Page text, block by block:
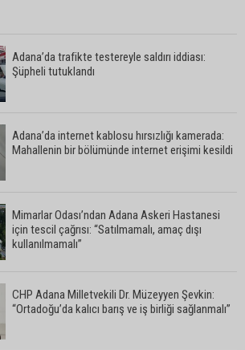
Adana’da trafikte testereyle saldırı iddiası:
Şüpheli tutuklandı
Adana’da internet kablosu hırsızlığı kamerada:
Mahallenin bir bölümünde internet erişimi kesildi
Mimarlar Odası’ndan Adana Askeri Hastanesi
için tescil çağrısı: “Satılmamalı, amaç dışı
kullanılmamalı”
CHP Adana Milletvekili Dr. Müzeyyen Şevkin:
“Ortadoğu’da kalıcı barış ve iş birliği sağlanmalı”